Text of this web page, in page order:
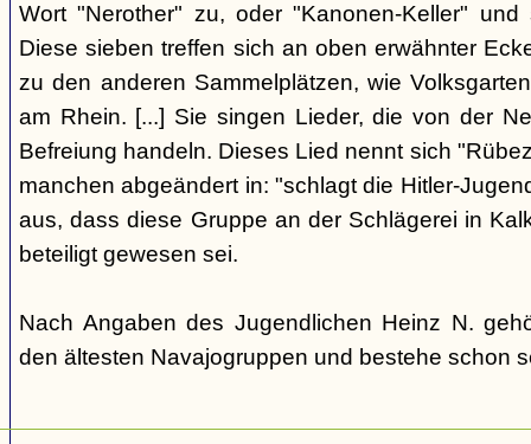
Wort "Nerother" zu, oder "Kanonen-Keller"
Diese sieben treffen sich an oben erwähnter
zu den anderen Sammelplätzen, wie
am Rhein. [...] Sie singen Lieder, die von der
Befreiung handeln. Dieses Lied nennt sich
manchen abgeändert in: "schlagt die Hitler-
aus, dass diese Gruppe an der Schlägerei in
beteiligt gewesen sei.
Nach Angaben des Jugendlichen Heinz N.
den ältesten Navajogruppen und bestehe schon